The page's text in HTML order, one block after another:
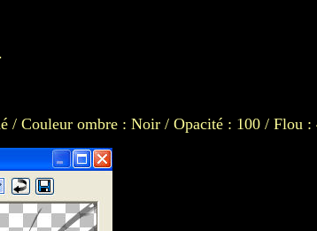
/ Couleur ombre : Noir / Opacité : 100 / Flou :